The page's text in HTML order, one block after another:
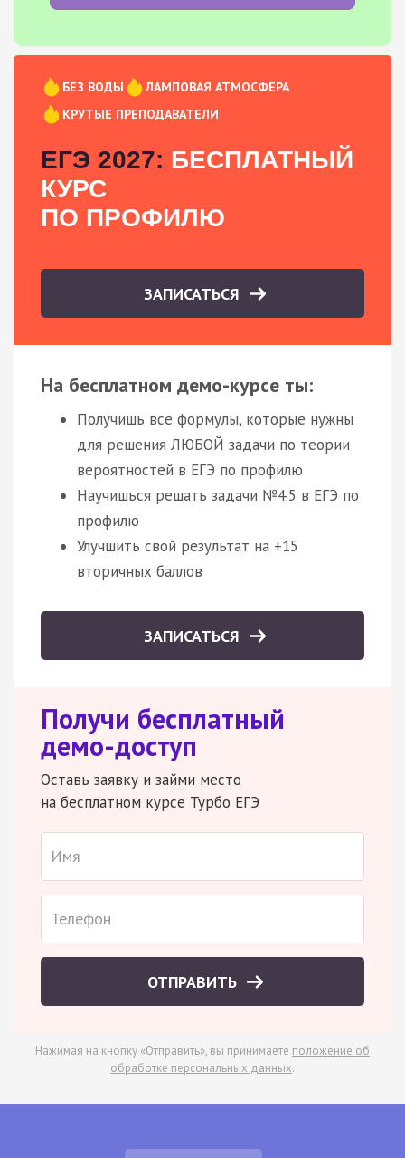
БЕЗ ВОДЫ
ЛАМПОВАЯ АТМОСФЕРА
КРУТЫЕ ПРЕПОДАВАТЕЛИ
ЕГЭ 2027: БЕСПЛАТНЫЙ
КУРС
ПО ПРОФИЛЮ
ЗАПИСАТЬСЯ
На бесплатном демо-курсе ты:
Получишь все формулы, которые нужны
для решения ЛЮБОЙ задачи по теории
вероятностей в ЕГЭ по профилю
Научишься решать задачи №4.5 в ЕГЭ по
профилю
Улучшить свой результат на +15
вторичных баллов
ЗАПИСАТЬСЯ
Получи бесплатный
демо-доступ
Оставь заявку и займи место
на бесплатном курсе Турбо ЕГЭ
ОТПРАВИТЬ
Нажимая на кнопку «Отправить», вы принимаете положение об
обработке персональных данных.